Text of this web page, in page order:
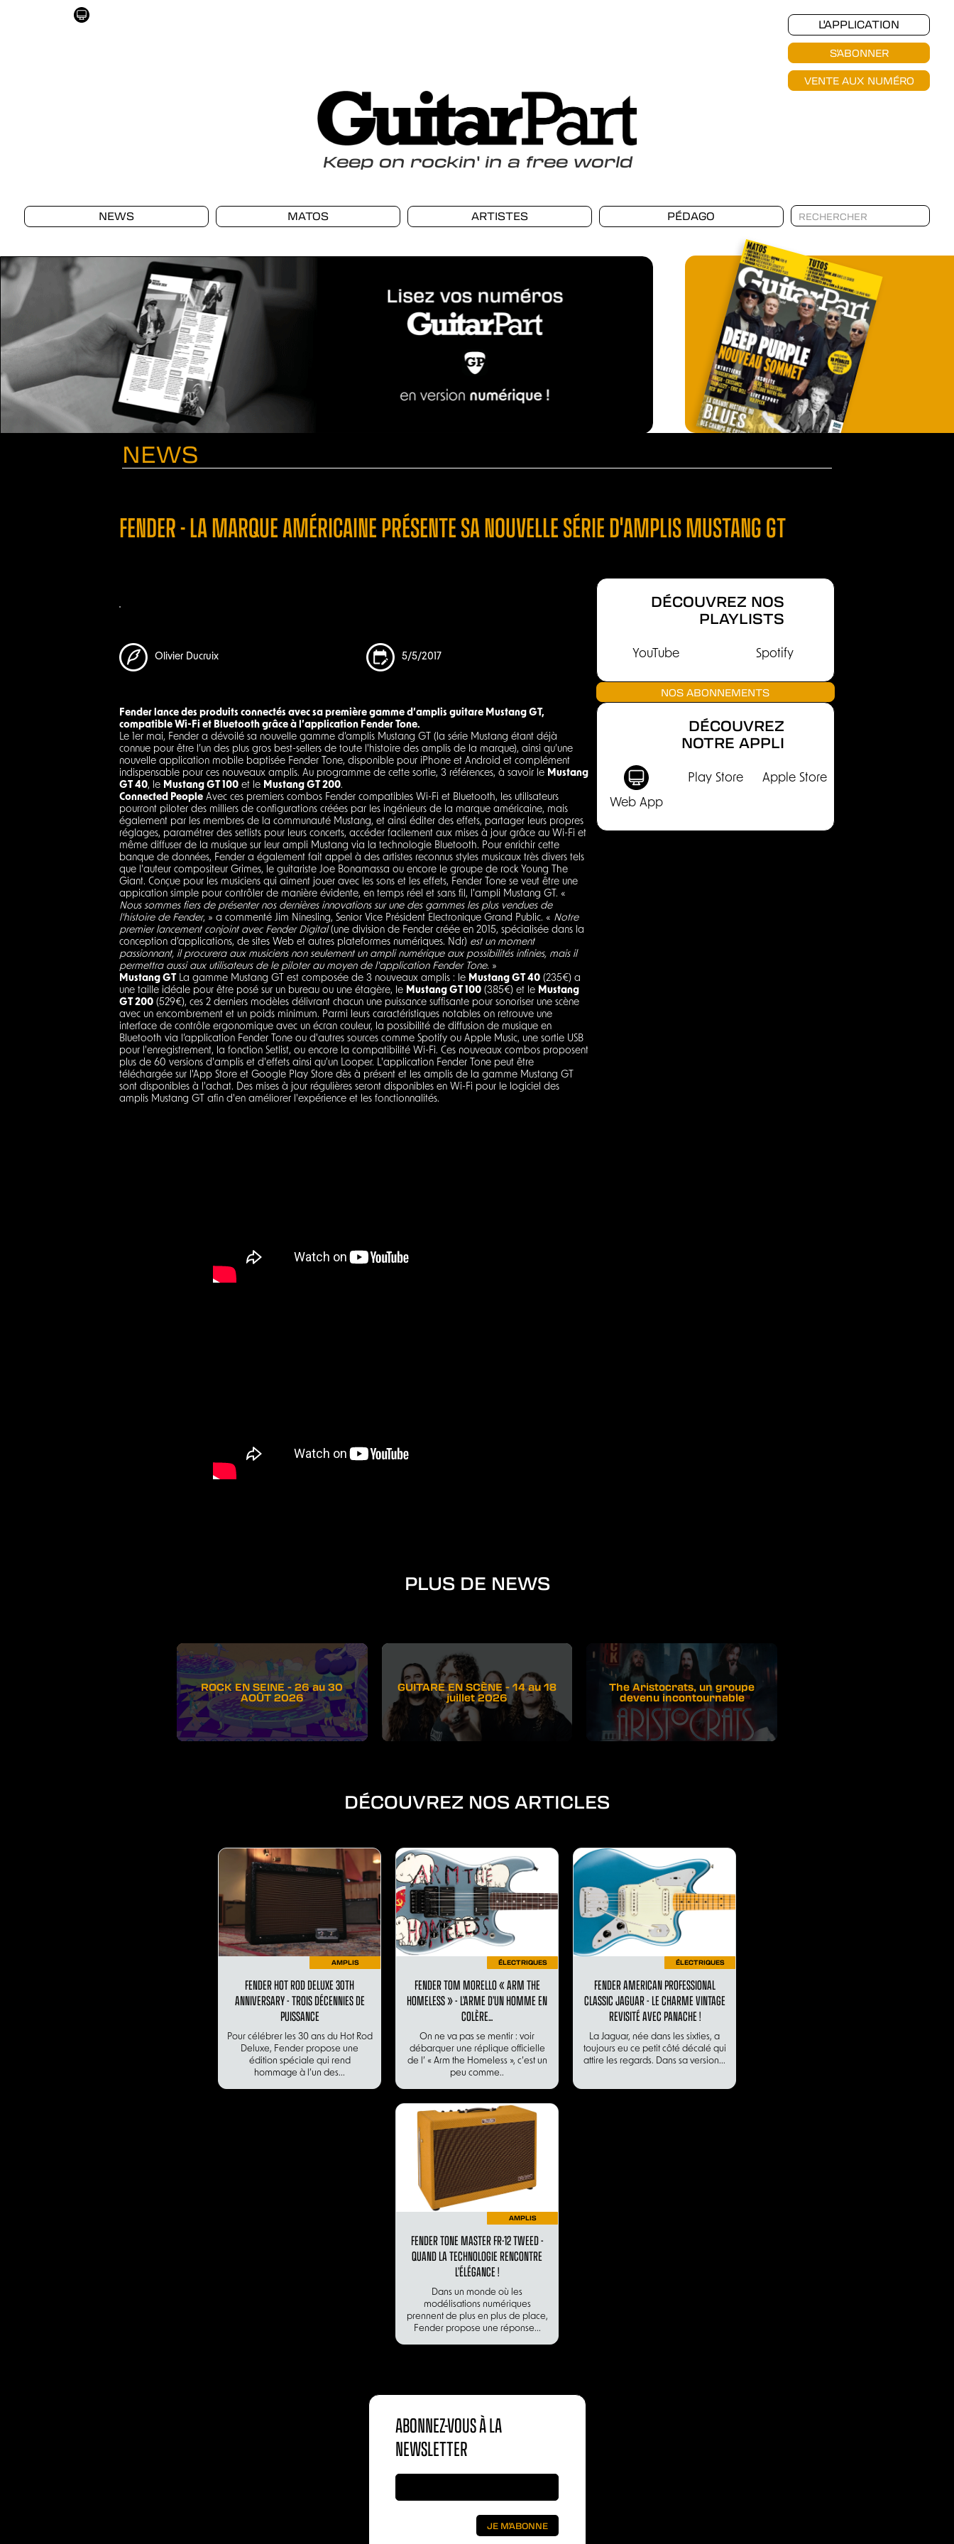
L'APPLICATION
S'ABONNER
VENTE AUX NUMÉRO
Keepon rockin' in a free world
NEWS MATOS ARTISTES PÉDAGO
NEWS
FENDER - LA MARQUE AMÉRICAINE PRÉSENTE SA NOUVELLE SÉRIE D'AMPLIS MUSTANG GT
Olivier Ducruix 5/5/2017
Fender lance des produits connectés avec sa première gamme d’amplis guitare Mustang GT,
compatible Wi-Fi et Bluetooth grâce à l’application Fender Tone.
Le 1er mai, Fender a dévoilé sa nouvelle gamme d’amplis Mustang GT (la série Mustang étant déjà
connue pour être l’un des plus gros best-sellers de toute l'histoire des amplis de la marque), ainsi qu’une
nouvelle application mobile baptisée Fender Tone, disponible pour iPhone et Android et complément
indispensable pour ces nouveaux amplis. Au programme de cette sortie, 3 références, à savoir le Mustang
GT 40, le Mustang GT 100 et le Mustang GT 200.
Connected People Avec ces premiers combos Fender compatibles Wi-Fi et Bluetooth, les utilisateurs
pourront piloter des milliers de configurations créées par les ingénieurs de la marque américaine, mais
également par les membres de la communauté Mustang, et ainsi éditer des effets, partager leurs propres
réglages, paramétrer des setlists pour leurs concerts, accéder facilement aux mises à jour grâce au Wi-Fi et
même diffuser de la musique sur leur ampli Mustang via la technologie Bluetooth. Pour enrichir cette
banque de données, Fender a également fait appel à des artistes reconnus styles musicaux très divers tels
que l'auteur compositeur Grimes, le guitariste Joe Bonamassa ou encore le groupe de rock Young The
Giant. Conçue pour les musiciens qui aiment jouer avec les sons et les effets, Fender Tone se veut être une
appication simple pour contrôler de manière évidente, en temps réel et sans fil, l'ampli Mustang GT. «
Nous sommes fiers de présenter nos dernières innovations sur une des gammes les plus vendues de
l'histoire de Fender, » a commenté Jim Ninesling, Senior Vice Président Electronique Grand Public. « Notre
premier lancement conjoint avec Fender Digital(une division de Fender créée en 2015, spécialisée dans la
conception d’applications, de sites Web et autres plateformes numériques. Ndr) est un moment
passionnant, il procurera aux musiciens non seulement un ampli numérique aux possibilités infinies, mais il
permettra aussi aux utilisateurs de le piloter au moyen de l'application Fender Tone. »
Mustang GTLa gamme Mustang GT est composée de 3 nouveaux amplis : le Mustang GT 40 (235€) a
une taille idéale pour être posé sur un bureau ou une étagère, le Mustang GT 100 (385€) et le Mustang
GT 200 (529€), ces 2 derniers modèles délivrant chacun une puissance suffisante pour sonoriser une scène
avec un encombrement et un poids minimum. Parmi leurs caractéristiques notables on retrouve une
interface de contrôle ergonomique avec un écran couleur, la possibilité de diffusion de musique en
Bluetooth via l’application Fender Tone ou d'autres sources comme Spotify ou Apple Music, une sortie USB
pour l'enregistrement, la fonction Setlist, ou encore la compatibilité Wi-Fi. Ces nouveaux combos proposent
plus de 60 versions d'amplis et d'effets ainsi qu'un Looper. L'application Fender Tone peut être
téléchargée sur l'App Store et Google Play Store dès à présent et les amplis de la gamme Mustang GT
sont disponibles à l'achat. Des mises à jour régulières seront disponibles en Wi-Fi pour le logiciel des
amplis Mustang GT afin d'en améliorer l'expérience et les fonctionnalités.
DÉCOUVREZ NOS
PLAYLISTS
YouTube Spotify
NOS ABONNEMENTS
DÉCOUVREZ
NOTRE APPLI
Web App
Play Store Apple Store
PLUS DE NEWS
ROCK EN SEINE - 26 au 30
AOÛT 2026
GUITARE EN SCÈNE - 14 au 18
juillet 2026
The Aristocrats, un groupe
devenu incontournable
DÉCOUVREZ NOS ARTICLES
AMPLIS
FENDER HOT ROD DELUXE 30TH
ANNIVERSARY - TROIS DÉCENNIES DE
PUISSANCE
Pour célébrer les 30 ans du Hot Rod
Deluxe, Fender propose une
édition spéciale qui rend
hommage à l’un des...
ÉLECTRIQUES
FENDER TOM MORELLO « ARM THE
HOMELESS » - L’ARME D’UN HOMME EN
COLÈRE...
On ne va pas se mentir : voir
débarquer une réplique officielle
de l’ « Arm the Homeless », c’est un
peu comme..
ÉLECTRIQUES
FENDER AMERICAN PROFESSIONAL
CLASSIC JAGUAR - LE CHARME VINTAGE
REVISITÉ AVEC PANACHE !
La Jaguar, née dans les sixties, a
toujours eu ce petit côté décalé qui
attire les regards. Dans sa version...
AMPLIS
FENDER TONE MASTER FR-12 TWEED -
QUAND LA TECHNOLOGIE RENCONTRE
L’ÉLÉGANCE !
Dans un monde où les
modélisations numériques
prennent de plus en plus de place,
Fender propose une réponse...
ABONNEZ-VOUS À LA
NEWSLETTER